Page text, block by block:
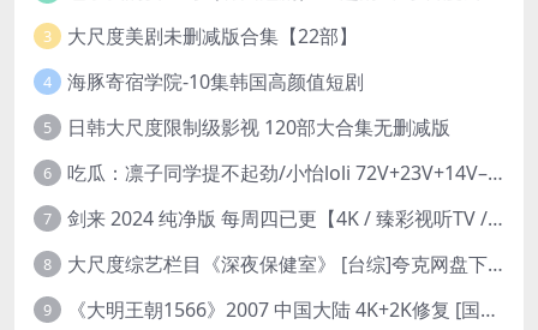
3 大尺度美剧未删减版合集【22部】
4 海豚寄宿学院-10集韩国高颜值短剧
5 日韩大尺度限制级影视 120部大合集无删减版
6 吃瓜：凛子同学提不起劲/小怡loli 72V+23V+14V–24.02GB】
7 剑来 2024 纯净版 每周四已更【4K / 臻彩视听TV / 杜比音】附电子书百度网盘下载
8 大尺度综艺栏目《深夜保健室》 [台综]夸克网盘下载
9 《大明王朝1566》2007 中国大陆 4K+2K修复 [国语 46集 192G]